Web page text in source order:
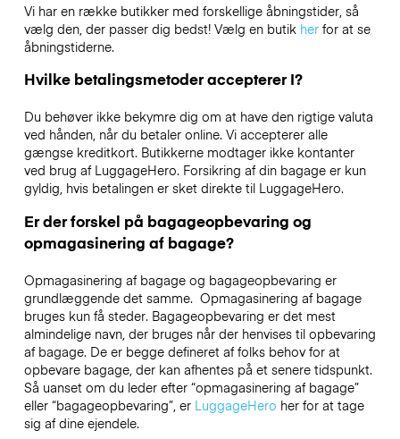
Vi har en række butikker med forskellige åbningstider, så
vælg den, der passer dig bedst! Vælg en butik herfor at se
åbningstiderne.
Hvilke betalingsmetoder accepterer I?
Du behøver ikke bekymre dig om at have den rigtige valuta
ved hånden, når du betaler online. Vi accepterer alle
gængse kreditkort. Butikkerne modtager ikke kontanter
ved brug af LuggageHero. Forsikring af din bagage er kun
gyldig, hvis betalingen er sket direkte til LuggageHero.
Er der forskel på bagageopbevaring og
opmagasinering af bagage?
Opmagasinering af bagage og bagageopbevaring er
grundlæggende det samme. Opmagasinering af bagage
bruges kun få steder. Bagageopbevaring er det mest
almindelige navn, der bruges når der henvises til opbevaring
af bagage. De er begge defineret af folks behov for at
opbevare bagage, der kan afhentes på et senere tidspunkt.
Så uanset om du leder efter “opmagasinering af bagage”
eller “bagageopbevaring”, erLuggageHero her for at tage
sig af dine ejendele.